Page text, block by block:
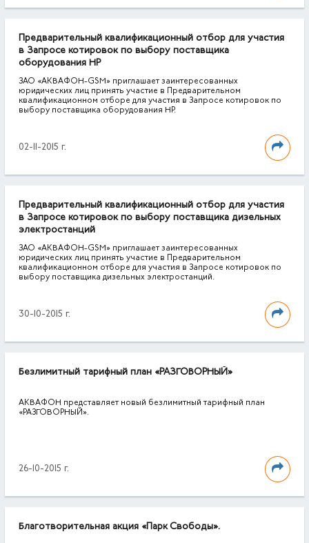
Предварительный квалификационный отбор для участия
в Запросе котировок по выбору поставщика
оборудования НР
ЗАО «АКВАФОН-GSM» приглашает заинтересованных
юридических лиц принять участие в Предварительном
квалификационном отборе для участия в Запросе котировок по
выбору поставщика оборудования НР.
02-11-2015 г.
Предварительный квалификационный отбор для участия
в Запросе котировок по выбору поставщика дизельных
электростанций
ЗАО «АКВАФОН-GSM» приглашает заинтересованных
юридических лиц принять участие в Предварительном
квалификационном отборе для участия в Запросе котировок по
выбору поставщика дизельных электростанций.
30-10-2015 г.
Безлимитный тарифный план «РАЗГОВОРНЫЙ»
АКВАФОН представляет новый безлимитный тарифный план
«РАЗГОВОРНЫЙ».
26-10-2015 г.
Благотворительная акция «Парк Свободы».